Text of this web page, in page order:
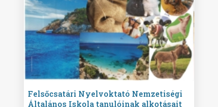
Felsőcsatári Nyelvoktató Nemzetiségi
Általános Iskola tanulóinak alkotásait